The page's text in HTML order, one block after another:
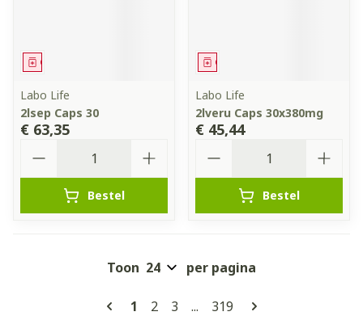
Geneesmiddel
Labo Life
2lsep Caps 30
€ 63,35
Bestel
Geneesmiddel
Labo Life
2lveru Caps 30x380mg
€ 45,44
Bestel
Pagina's
U lees momenteel pagina
1 Pagina
2 Pagina
3 ... Pagina
319
Toon per pagina